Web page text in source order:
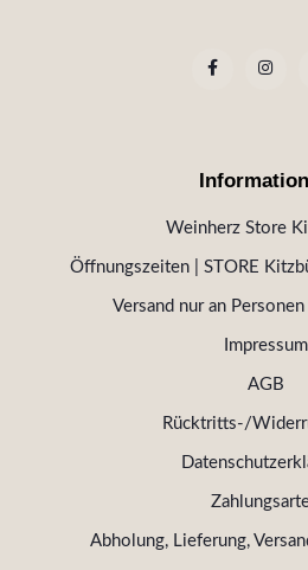
Weinherz Store
Öffnungszeiten | STORE
Versand nur an
Impressum
AGB
Rücktritts-/
Abholung, Lieferung,